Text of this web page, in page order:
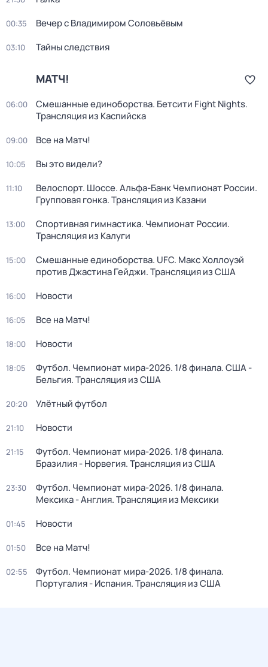
00:35 Вечер с Владимиром Соловьёвым
03:10 Тайны следствия
МАТЧ!
06:00
Смешанные единоборства. Бетсити Fight Nights.
Трансляция из Каспийска
09:00 Все на Матч!
10:05 Вы это видели?
11:10
Велоспорт. Шоссе. Альфа-Банк Чемпионат России.
Групповая гонка. Трансляция из Казани
13:00
Спортивная гимнастика. Чемпионат России.
Трансляция из Калуги
15:00
Смешанные единоборства. UFC. Макс Холлоуэй
против Джастина Гейджи. Трансляция из США
16:00 Новости
16:05 Все на Матч!
18:00 Новости
18:05
Футбол. Чемпионат мира-2026. 1/8 финала. США -
Бельгия. Трансляция из США
20:20 Улётный футбол
21:10 Новости
21:15
Футбол. Чемпионат мира-2026. 1/8 финала.
Бразилия - Норвегия. Трансляция из США
23:30
Футбол. Чемпионат мира-2026. 1/8 финала.
Мексика - Англия. Трансляция из Мексики
01:45 Новости
01:50 Все на Матч!
02:55
Футбол. Чемпионат мира-2026. 1/8 финала.
Португалия - Испания. Трансляция из США